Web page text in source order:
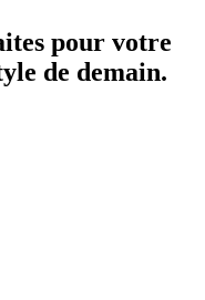
pour votre
de demain.